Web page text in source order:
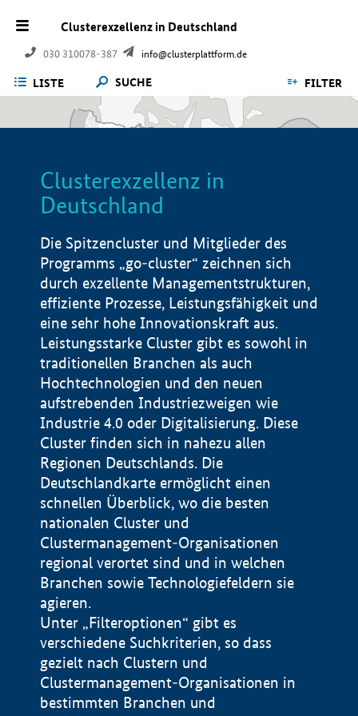
Clusterexzellenz in Deutschland
030 310078-387 info@clusterplattform.de
LISTE SUCHE FILTER
Clusterexzellenz in
Deutschland
Die Spitzencluster und Mitglieder des
Programms „go-cluster“ zeichnen sich
durch exzellente Managementstrukturen,
effiziente Prozesse, Leistungsfähigkeit und
eine sehr hohe Innovationskraft aus.
Leistungsstarke Cluster gibt es sowohl in
traditionellen Branchen als auch
Hochtechnologien und den neuen
aufstrebenden Industriezweigen wie
Industrie 4.0 oder Digitalisierung. Diese
Cluster finden sich in nahezu allen
Regionen Deutschlands. Die
Deutschlandkarte ermöglicht einen
schnellen Überblick, wo die besten
nationalen Cluster und
Clustermanagement-Organisationen
regional verortet sind und in welchen
Branchen sowie Technologiefeldern sie
agieren.
Unter „Filteroptionen“ gibt es
verschiedene Suchkriterien, so dass
gezielt nach Clustern und
Clustermanagement-Organisationen in
bestimmten Branchen und
Impressum
Datenschutzerklärung
BMWE, 2026 ©
100 km © Geobasis-DE / BKG 2015